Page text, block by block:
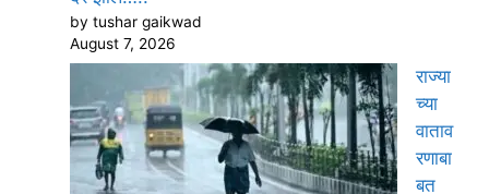
by tushar gaikwad
August 7, 2026
राज्या
च्या
वाताव
रणाबा
बत